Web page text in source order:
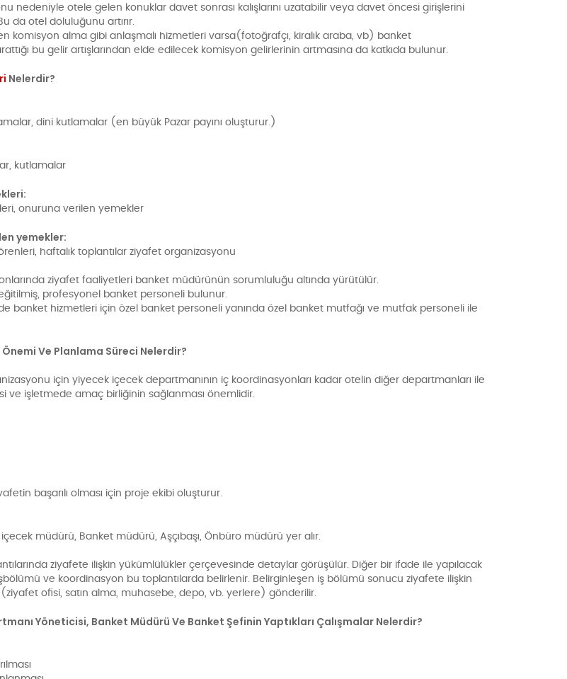
nedeniyle otele gelen konuklar davet sonrası kalışlarını uzatabilir veya davet öncesi girişlerini
da otel doluluğunu artırır.
komisyon alma gibi anlaşmalı hizmetleri varsa(fotoğrafçı, kiralık araba, vb) banket
bu gelir artışlarından elde edilecek komisyon gelirlerinin artmasına da katkıda bulunur.
Nelerdir?
dini kutlamalar (en büyük Pazar payını oluşturur.)
kutlamalar
onuruna verilen yemekler
yemekler:
haftalık toplantılar ziyafet organizasyonu
ziyafet faaliyetleri banket müdürünün sorumluluğu altında yürütülür.
profesyonel banket personeli bulunur.
banket hizmetleri için özel banket personeli yanında özel banket mutfağı ve mutfak personeli ile
Ve Planlama Süreci Nelerdir?
için yiyecek içecek departmanının iç koordinasyonları kadar otelin diğer departmanları ile
ve işletmede amaç birliğinin sağlanması önemlidir.
başarılı olması için proje ekibi oluşturur.
müdürü, Banket müdürü, Aşçıbaşı, Önbüro müdürü yer alır.
ziyafete ilişkin yükümlülükler çerçevesinde detaylar görüşülür. Diğer bir ifade ile yapılacak
ve koordinasyon bu toplantılarda belirlenir. Belirginleşen iş bölümü sonucu ziyafete ilişkin
ofisi, satın alma, muhasebe, depo, vb. yerlere) gönderilir.
Yöneticisi, Banket Müdürü Ve Banket Şefinin Yaptıkları Çalışmalar Nelerdir?